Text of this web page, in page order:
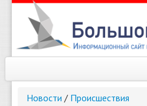
Новости / Происшествия